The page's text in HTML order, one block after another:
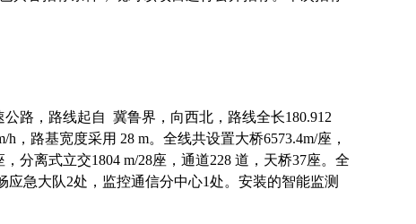
路，路线起自 冀鲁界，向西北，路线全长180.912
路基宽度采用 28 m。全线共设置大桥6573.4m/座，
分离式立交1804 m/28座，通道228 道，天桥37座。全
急大队2处，监控通信分中心1处。安装的智能监测